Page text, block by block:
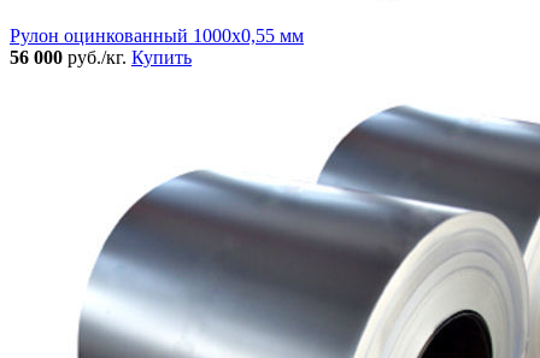
Рулон оцинкованный 1000х0,55 мм
56 000 руб./кг. Купить